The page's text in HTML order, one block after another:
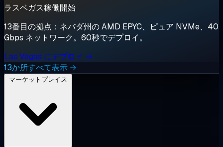
ラスベガス稼働開始
13番目の拠点：ネバダ州の AMD EPYC、ピュア NVMe、40
Gbps ネットワーク。60秒でデプロイ。
Las Vegas にデプロイ →
13か所すべて表示 →